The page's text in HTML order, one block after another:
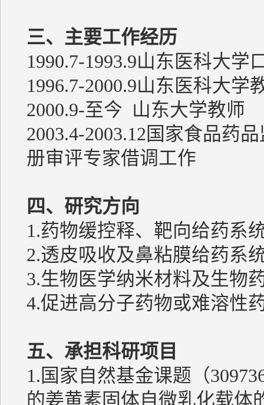
三、主要工作经历
1990.7-1993.9山东医科大学
1996.7-2000.9山东医科大学
2000.9-至今 山东大学教师
2003.4-2003.12国家食品药
册审评专家借调工作
四、研究方向
1.药物缓控释、靶向给药系
2.透皮吸收及鼻粘膜给药系
3.生物医学纳米材料及生物
4.促进高分子药物或难溶性
五、承担科研项目
1.国家自然基金课题（
的姜黄素固体自微乳化载体